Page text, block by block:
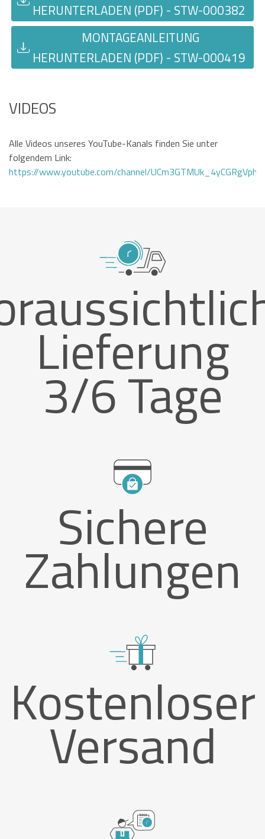
HERUNTERLADEN (PDF) - STW-000382
MONTAGEANLEITUNG
HERUNTERLADEN (PDF) - STW-000419
VIDEOS
Alle Videos unseres YouTube-Kanals finden Sie unter
folgendem Link:
https://www.youtube.com/channel/
Lieferung
3/6 Tage
Sichere
Zahlungen
Kostenloser
Versand